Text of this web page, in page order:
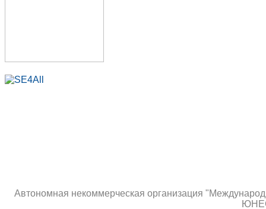
Автономная некоммерческая организация